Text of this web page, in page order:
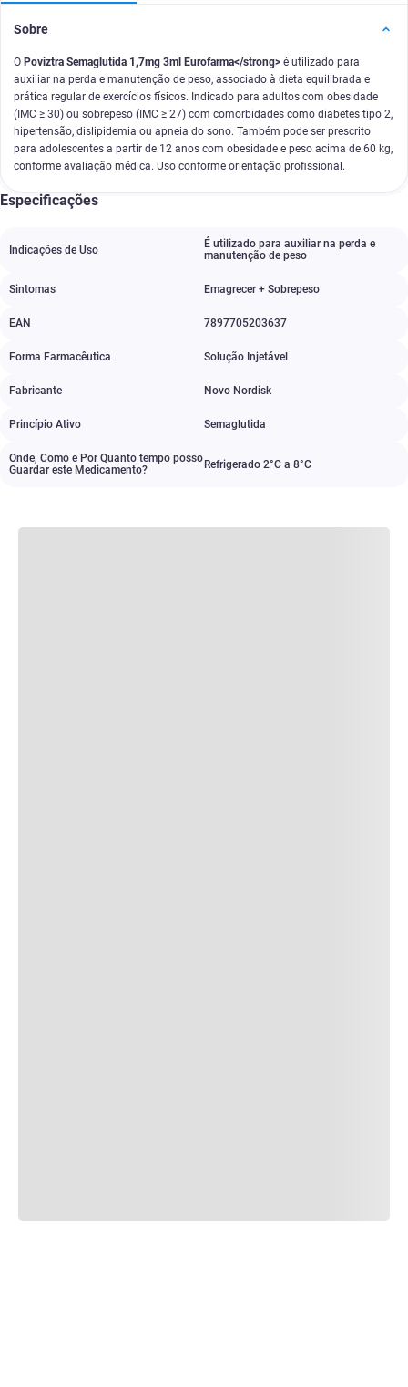
Sobre
O Poviztra Semaglutida 1,7mg 3ml Eurofarma</strong> é utilizado para
auxiliar na perda e manutenção de peso, associado à dieta equilibrada e
prática regular de exercícios físicos. Indicado para adultos com obesidade
(IMC ≥ 30) ou sobrepeso (IMC ≥ 27) com comorbidades como diabetes tipo 2,
hipertensão, dislipidemia ou apneia do sono. Também pode ser prescrito
para adolescentes a partir de 12 anos com obesidade e peso acima de 60 kg,
conforme avaliação médica. Uso conforme orientação profissional.
Especificações
Indicações de Uso
É utilizado para auxiliar na perda e
manutenção de peso
Sintomas Emagrecer + Sobrepeso
EAN 7897705203637
Forma Farmacêutica Solução Injetável
Fabricante Novo Nordisk
Princípio Ativo Semaglutida
Onde, Como e Por Quanto tempo posso
Guardar este Medicamento?
Refrigerado 2°C a 8°C